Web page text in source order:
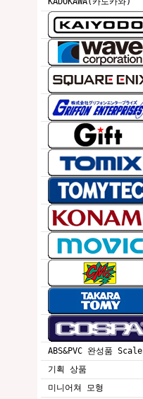
ABS&PVC 완성품 Scale
기획 상품
미니어쳐 모형